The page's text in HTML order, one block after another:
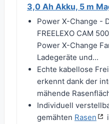
3,0 Ah Akku, 5 m
Power X-Change -
FREELEXO CAM
Power X-Change
Ladegeräte und...
Echte kabellose
erkennt dank der
mähende
Individuell
gemähten Rasen